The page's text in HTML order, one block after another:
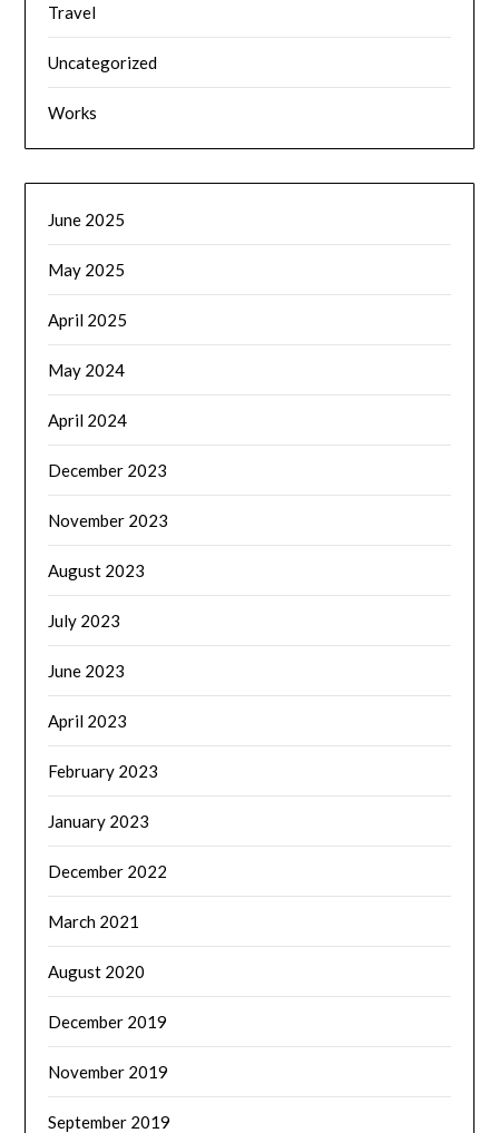
Travel
Uncategorized
Works
June 2025
May 2025
April 2025
May 2024
April 2024
December 2023
November 2023
August 2023
July 2023
June 2023
April 2023
February 2023
January 2023
December 2022
March 2021
August 2020
December 2019
November 2019
September 2019